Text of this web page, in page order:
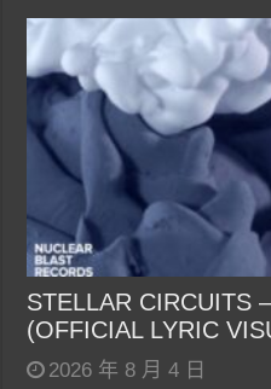
STELLAR CIRCUITS
(OFFICIAL LYRIC
2026 年 8 月 4 日